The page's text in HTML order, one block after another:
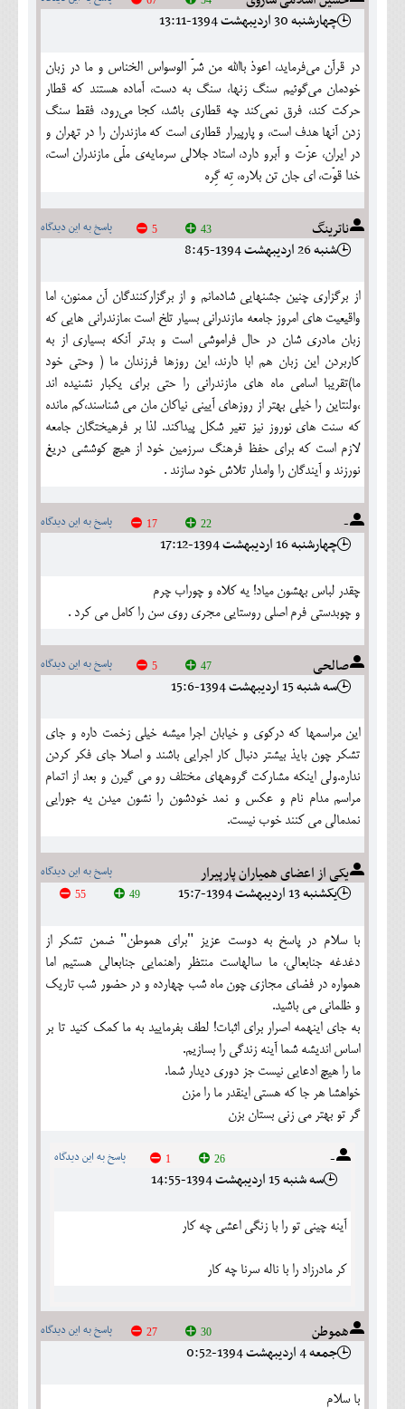
چهارشنبه 30 ارديبهشت 1394-13:11
در قرآن می‌فرماید، اعوذ باالله من شرّ الوسواس الخناس و ما در زبان
خودمان می‌گوئیم سنگ زنها، سنگ به دست، آماده هستند که قطار
حرکت کند، فرق نمی‌کند چه قطاری باشد، کجا می‌رود، فقط سنگ
زدن آنها هدف است، و پارپیرار قطاری است که مازندران را در تهران و
در ایران، عزّت و آبرو دارد، استاد جلالی سرمایه‌ی ملّی مازندران است،
خدا قوّت، ای جان تن بلاره، تِه گِره
ناترینگ پاسخ به این دیدگاه 43
5
شنبه 26 ارديبهشت 1394-8:45
از برگزاری چنین جشنهایی شادمانم و از برگزارکنندگان آن ممنون، اما
واقیعیت های امروز جامعه مازندرانی بسیار تلخ است ،مازندرانی هایی که
زبان مادری شان در حال فراموشی است و بدتر آنکه بسیاری از به
کاربردن این زبان هم ابا دارند، این روزها فرزندان ما ( وحتی خود
ما)تقریبا اسامی ماه های مازندرانی را حتی برای یکبار نشنیده اند
،ولنتاین را خیلی بهتر از روزهای آیینی نیاکان مان می شناسند،کم مانده
که سنت های نوروز نیز تغیر شکل پیداکند. لذا بر فرهیختگان جامعه
لازم است که برای حفظ فرهنگ سرزمین خود از هیچ کوششی دریغ
نورزند و آیندگان را وامدار تلاش خود سازند .
- پاسخ به این دیدگاه 22
17
چهارشنبه 16 ارديبهشت 1394-17:12
چقدر لباس بهشون میاد! یه کلاه و چوراب چرم
و چوبدستی فرم اصلی روستایی مجری روی سن را کامل می کرد .
صالحی پاسخ به این دیدگاه 47
5
سه شنبه 15 ارديبهشت 1394-15:6
این مراسمها که درکوی و خیابان اجرا میشه خیلی زخمت داره و جای
تشکر چون بایذ بیشتر دنبال کار اجرایی باشند و اصلا جای فکر کردن
نداره.ولی اینکه مشارکت گروههای مختلف رو می گیرن و بعد از اتمام
مراسم مدام نام و عکس و نمد خودشون را نشون میدن یه جورایی
نمدمالی می کنند خوب نیست.
یکی از اعضای همیاران پارپیرار پاسخ به این دیدگاه
49
55 يکشنبه 13 ارديبهشت 1394-15:7
با سلام در پاسخ به دوست عزیز "برای هموطن" ضمن تشکر از
دغدغه جنابعالی، ما سالهاست منتظر راهنمایی جنابعالی هستیم اما
همواره در فضای مجازی چون ماه شب چهارده و در حضور شب تاریک
و ظلمانی می باشید.
به جای اینهمه اصرار برای اثبات! لطف بفرمایید به ما کمک کنید تا بر
اساس اندیشه شما آینه زندگی را بسازیم.
ما را هیچ ادعایی نیست جز دوری دیدار شما.
خواهشا هر جا که هستی اینقدر ما را مزن
گر تو بهتر می زنی بستان بزن
- پاسخ به این دیدگاه 26
1
سه شنبه 15 ارديبهشت 1394-14:55
آینه چینی تو را با زنگی اعشی چه کار
کر مادرزاد را با ناله سرنا چه کار
هموطن پاسخ به این دیدگاه 30
27
جمعه 4 ارديبهشت 1394-0:52
با سلام